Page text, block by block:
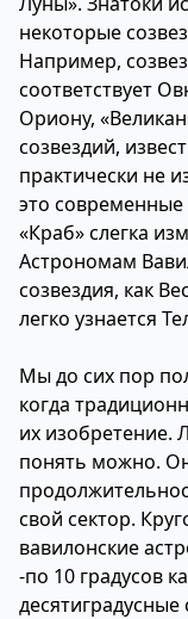
некоторые
Например,
соответствует
Ориону,
созвездий,
практически не
это современные
«Краб» слегка
Астрономам
созвездия, как
легко узнается
Мы до сих пор
когда
их изобретение.
понять можно.
свой сектор.
вавилонские
-по 10 градусов